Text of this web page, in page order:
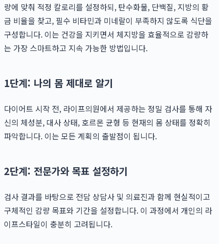
량에 맞춰 적정 칼로리를 설정하되, 탄수화물, 단백질, 지방의 황
금 비율을 찾고, 필수 비타민과 미네랄이 부족하지 않도록 식단을
구성합니다. 이는 건강을 지키면서 체지방을 효율적으로 감량하
는 가장 스마트하고 지속 가능한 방법입니다.
1단계: 나의 몸 제대로 알기
다이어트 시작 전, 라이프의원에서 제공하는 정밀 검사를 통해 자
신의 체성분, 대사 상태, 호르몬 균형 등 현재의 몸 상태를 정확히
파악합니다. 이는 모든 계획의 출발점이 됩니다.
2단계: 전문가와 목표 설정하기
검사 결과를 바탕으로 전담 상담사 및 의료진과 함께 현실적이고
구체적인 감량 목표와 기간을 설정합니다. 이 과정에서 개인의 라
이프스타일이 충분히 고려됩니다.